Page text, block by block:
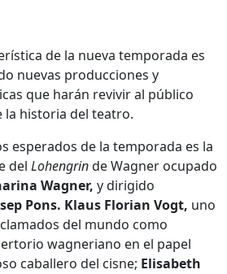
de la nueva temporada es
nuevas producciones y
que harán revivir al público
la historia del teatro.
esperados de la temporada es la
del Lohengrinde Wagner ocupado
Wagner, y dirigido
Pons. Klaus Florian Vogt, uno
del mundo como
wagneriano en el papel
caballero del cisne; Elisabeth